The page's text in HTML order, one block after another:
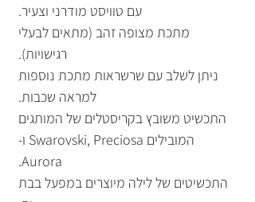
עם טוויסט מודרני וצעיר.
מתכת מצופה זהב (מתאים לבעלי
רגישויות).
ניתן לשלב עם שרשראות מתכת נוספות
למראה שכבות.
התכשיט משובץ בקריסטלים של המותגים
המובילים Swarovski, Preciosa ו-
Aurora.
התכשיטים של לילה מיוצרים במפעל בבת